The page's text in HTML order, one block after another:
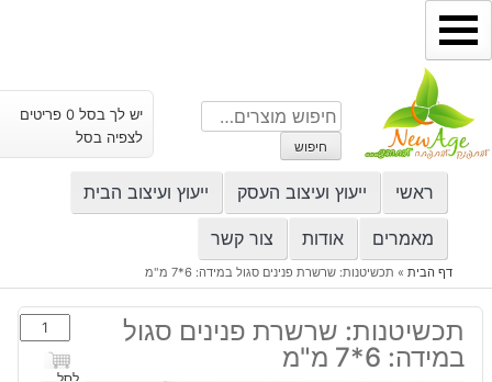
דילוג
לתוכן
חיפוש
עבור:
חיפוש
יש לך בסל 0 פריטים
לצפיה בסל
ראשי ייעוץ ועיצוב העסק ייעוץ ועיצוב הבית
מאמרים אודות צור קשר
דף הבית» תכשיטנות: שרשרת פנינים סגול במידה: 6*7 מ"מ
תכשיטנות: שרשרת פנינים סגול
במידה: 6*7 מ"מ
כמות
של
לסל